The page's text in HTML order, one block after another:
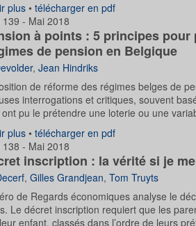
plus• télécharger en pdf
139 - Mai 2018
à points : 5 principes pour
de pension en Belgique
, Jean Hindriks
de réforme des régimes belges de
interrogations et critiques, souvent
pu le prétendre une loterie ou une
plus• télécharger en pdf
138 - Mai 2018
inscription : la vérité si je
, Gilles Grandjean, Tom Truyts
de Regards économiques analyse le
Le décret inscription requiert que les
enfant, classés dans l’ordre de leurs